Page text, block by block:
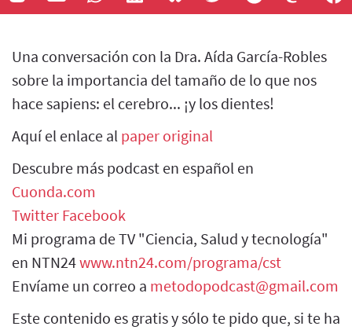
Una conversación con la Dra. Aída García-Robles
sobre la importancia del tamaño de lo que nos
hace sapiens: el cerebro... ¡y los dientes!
Aquí el enlace al paper original
Descubre más podcast en español en
Cuonda.com
Twitter Facebook
Mi programa de TV "Ciencia, Salud y tecnología"
en NTN24www.ntn24.com/programa/cst
Envíame un correo a metodopodcast@gmail.com
Este contenido es gratis y sólo te pido que, si te ha